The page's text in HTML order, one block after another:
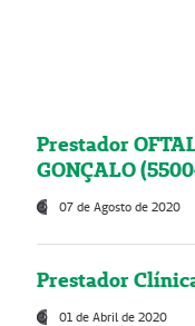
Prestador
GONÇALO
07 de Agosto de 2020
Prestador
01 de Abril de 2020